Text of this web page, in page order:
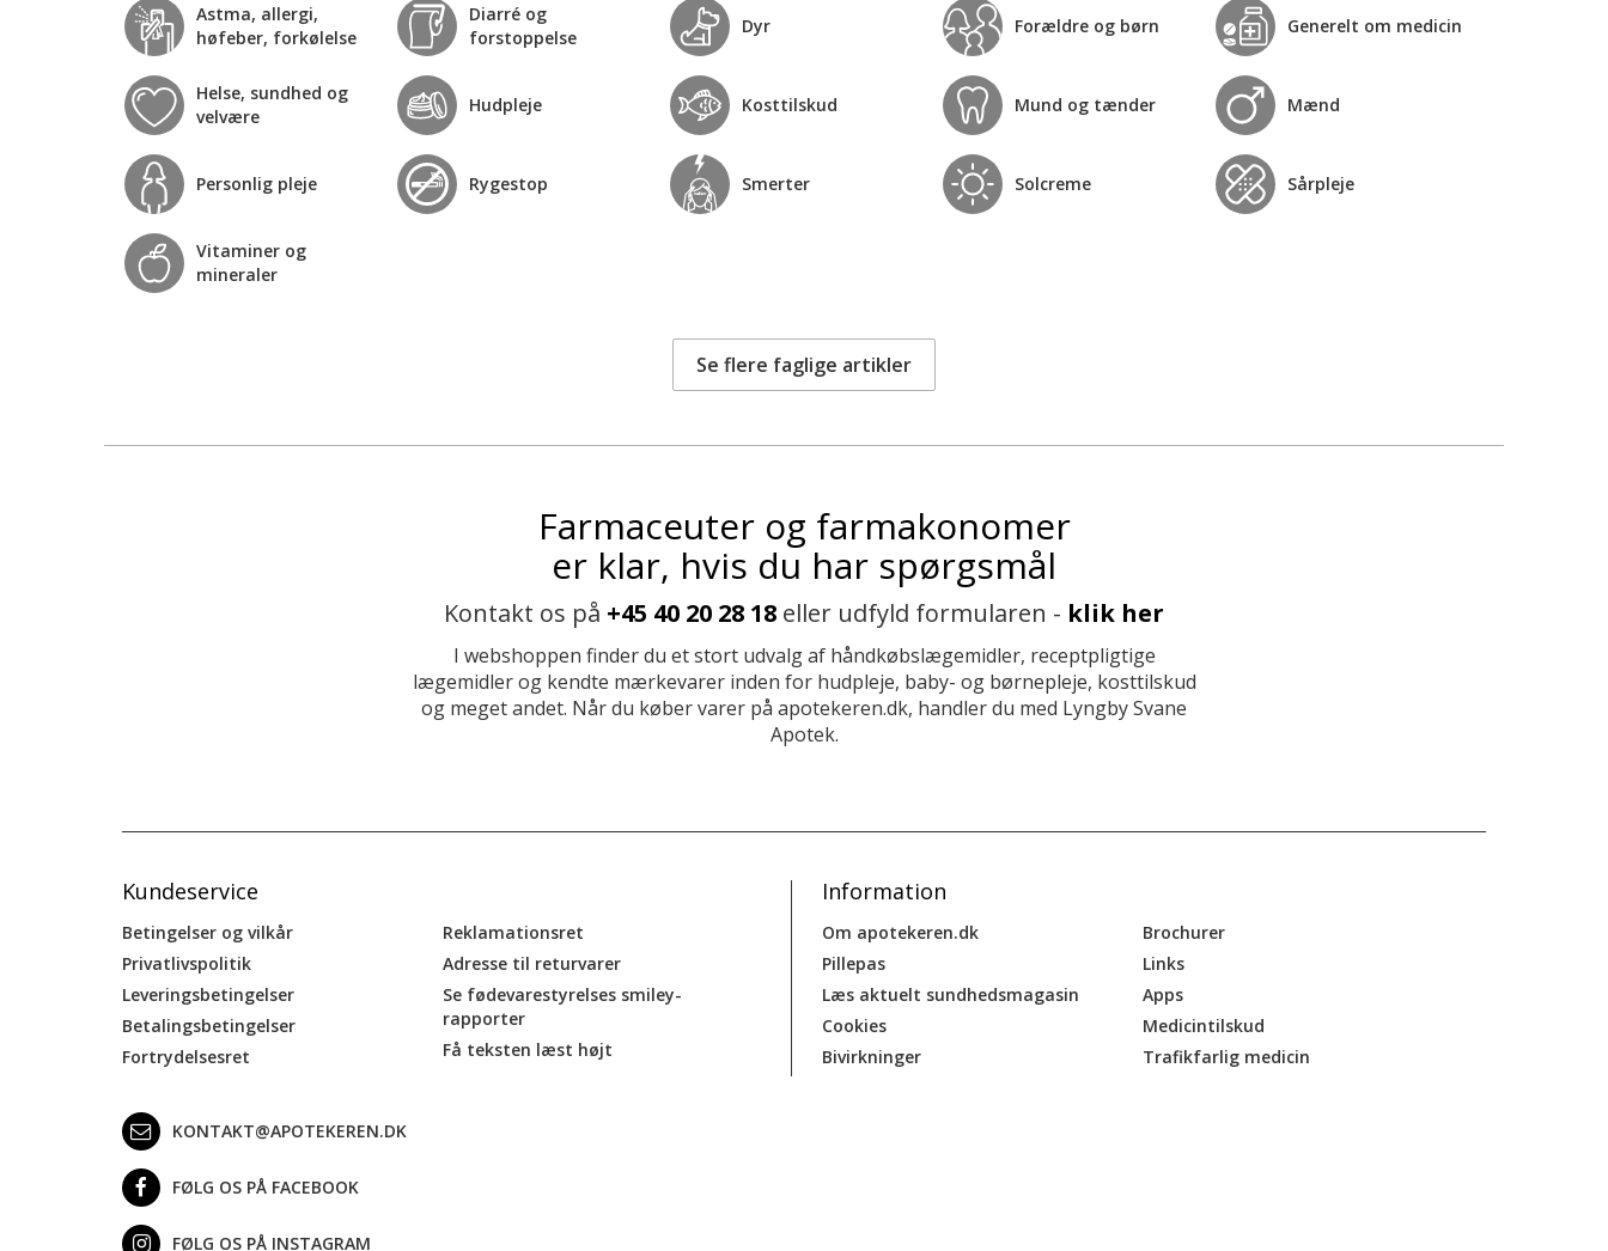
Astma, allergi,
høfeber, forkølelse
Diarré og
forstoppelse
Dyr Forældre og børn Generelt om medicin
Helse, sundhed og
velvære
Hudpleje Kosttilskud Mund og tænder Mænd
Personlig pleje Rygestop Smerter Solcreme Sårpleje
Vitaminer og
mineraler
Se flere faglige artikler
Farmaceuter og farmakonomer
er klar, hvis du har spørgsmål
Kontakt os på +45 40 20 28 18 eller udfyld formularen - klik her
I webshoppen finder du et stort udvalg af håndkøbslægemidler, receptpligtige
lægemidler og kendte mærkevarer inden for hudpleje, baby- og børnepleje, kosttilskud
og meget andet. Når du køber varer på apotekeren.dk, handler du med Lyngby Svane
Apotek.
Kundeservice
Betingelser og vilkår
Privatlivspolitik
Leveringsbetingelser
Betalingsbetingelser
Fortrydelsesret
Reklamationsret
Adresse til returvarer
Se fødevarestyrelses smiley-
rapporter
Få teksten læst højt
Information
Om apotekeren.dk
Pillepas
Læs aktuelt sundhedsmagasin
Cookies
Bivirkninger
Brochurer
Links
Apps
Medicintilskud
Trafikfarlig medicin
KONTAKT@APOTEKEREN.DK
FØLG OS PÅ FACEBOOK
FØLG OS PÅ INSTAGRAM